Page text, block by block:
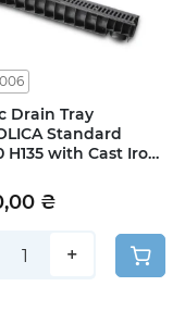
Drain Tray
Standard
H135 with Cast Iron
₴
+